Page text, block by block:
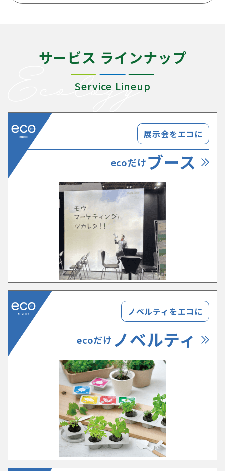
サービス ラインナップ
Service Lineup
展示会をエコに
ecoだけブース
ノベルティをエコに
ecoだけノベルティ